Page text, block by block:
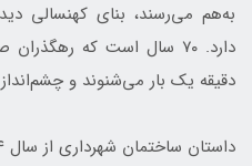
به‌هم می‌رسند، بنای کهنسالی
دقیقه یک بار می‌شنوند و